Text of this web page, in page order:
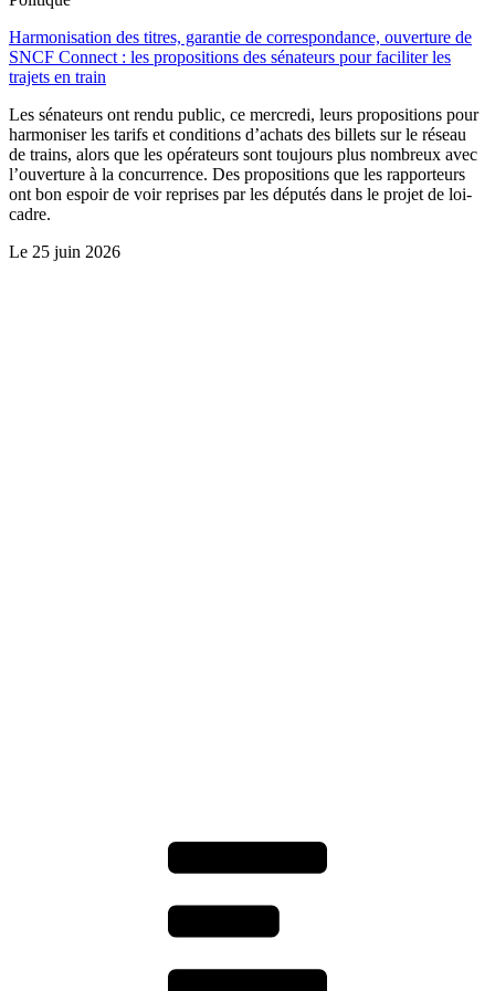
Harmonisation des titres, garantie de correspondance, ouverture de
SNCF Connect : les propositions des sénateurs pour faciliter les
trajets en train
Les sénateurs ont rendu public, ce mercredi, leurs propositions pour
harmoniser les tarifs et conditions d’achats des billets sur le réseau
de trains, alors que les opérateurs sont toujours plus nombreux avec
l’ouverture à la concurrence. Des propositions que les rapporteurs
ont bon espoir de voir reprises par les députés dans le projet de loi-
cadre.
Le 25 juin 2026